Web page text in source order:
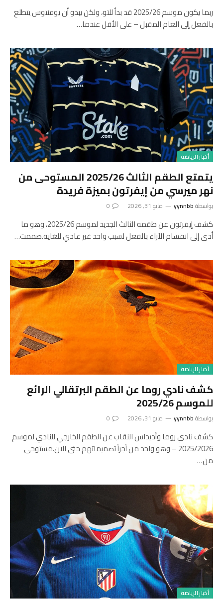
ربما يكون موسم 2025/26 قد بدأ للتو، ولكن يبدو أن يوفنتوس يتطلع
بالفعل إلى العام المقبل – على الأقل عندما…
أخبار الرياضة
يتمتع الطقم الثالث 2025/26 المستوحى من
نهر ميرسي من إيفرتون بميزة فريدة
بواسطةyynnbb مايو 31, 2026 0
كشف إيفرتون عن طقمه الثالث الجديد لموسم 2025/26، وهو ما
أدى إلى انقسام الآراء بالفعل لسبب واحد غير عادي للغاية.صممت…
أخبار الرياضة
كشف نادي روما عن الطقم البرتقالي الرائع
للموسم 2025/26
بواسطةyynnbb مايو 31, 2026 0
كشف نادي روما وأديداس النقاب عن الطقم الخارجي للنادي لموسم
2025/2026 – وهو واحد من أجرأ تصميماتهم حتى الآن.مستوحى
من…
أخبار الرياضة